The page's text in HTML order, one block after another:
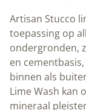
Artisan Stucco
toepassing op
ondergronden,
en
binnen als
Lime Wash kan
mineraal